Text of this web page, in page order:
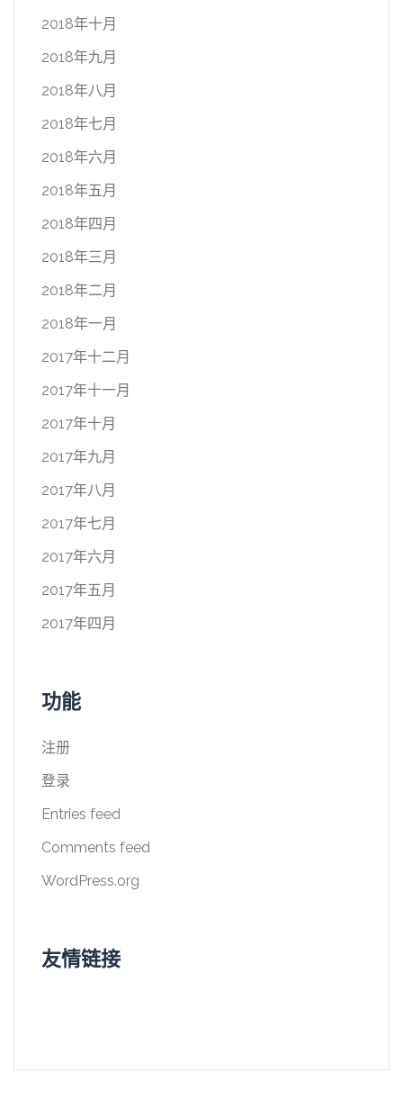
2018年十月
2018年九月
2018年八月
2018年七月
2018年六月
2018年五月
2018年四月
2018年三月
2018年二月
2018年一月
2017年十二月
2017年十一月
2017年十月
2017年九月
2017年八月
2017年七月
2017年六月
2017年五月
2017年四月
功能
注册
登录
Entries feed
Comments feed
WordPress.org
友情链接